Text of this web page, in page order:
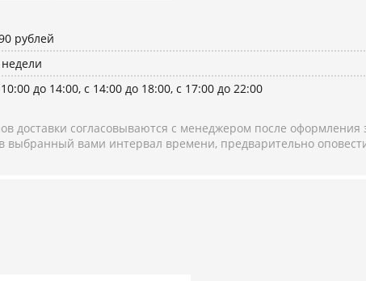
рублей
до 14:00, с 14:00 до 18:00, с 17:00 до 22:00
доставки согласовываются с менеджером после оформления
выбранный вами интервал времени, предварительно